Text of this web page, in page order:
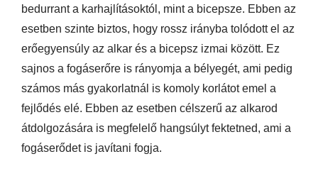
bedurrant a karhajlításoktól, mint a bicepsze. Ebben az
esetben szinte biztos, hogy rossz irányba tolódott el az
erőegyensúly az alkar és a bicepsz izmai között. Ez
sajnos a fogáserőre is rányomja a bélyegét, ami pedig
számos más gyakorlatnál is komoly korlátot emel a
fejlődés elé. Ebben az esetben célszerű az alkarod
átdolgozására is megfelelő hangsúlyt fektetned, ami a
fogáserődet is javítani fogja.